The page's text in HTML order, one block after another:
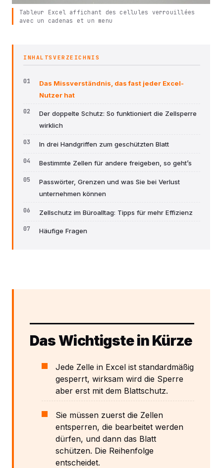
Tableur Excel affichant des cellules verrouillées
avec un cadenas et un menu
INHALTSVERZEICHNIS
Das Missverständnis, das fast jeder Excel-
Nutzer hat
Der doppelte Schutz: So funktioniert die Zellsperre
wirklich
In drei Handgriffen zum geschützten Blatt
Bestimmte Zellen für andere freigeben, so geht’s
Passwörter, Grenzen und was Sie bei Verlust
unternehmen können
Zellschutz im Büroalltag: Tipps für mehr Effizienz
Häufige Fragen
Das Wichtigste in Kürze
Jede Zelle in Excel ist standardmäßig
gesperrt, wirksam wird die Sperre
aber erst mit dem Blattschutz.
Sie müssen zuerst die Zellen
entsperren, die bearbeitet werden
dürfen, und dann das Blatt
schützen. Die Reihenfolge
entscheidet.